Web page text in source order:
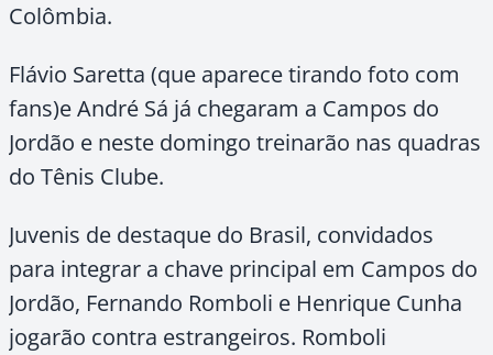
Colômbia.
Flávio Saretta (que aparece tirando foto com
fans)e André Sá já chegaram a Campos do
Jordão e neste domingo treinarão nas quadras
do Tênis Clube.
Juvenis de destaque do Brasil, convidados
para integrar a chave principal em Campos do
Jordão, Fernando Romboli e Henrique Cunha
jogarão contra estrangeiros. Romboli